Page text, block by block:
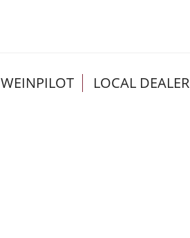
WEINPILOT LOCAL DEALER